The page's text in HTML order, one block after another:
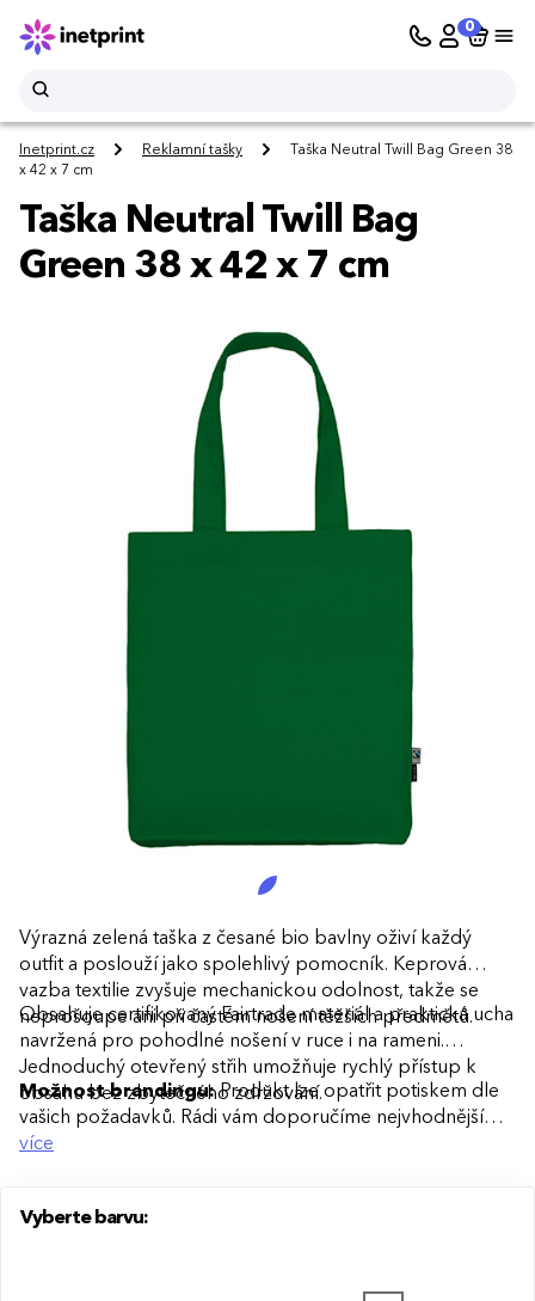
0
Inetprint.cz Reklamní tašky
Taška Neutral Twill Bag Green 38
x 42 x 7 cm
Taška Neutral Twill Bag
Green 38 x 42 x 7 cm
Výrazná zelená taška z česané bio bavlny oživí každý
outfit a poslouží jako spolehlivý pomocník. Keprová
vazba textilie zvyšuje mechanickou odolnost, takže se
neprošoupe ani při častém nošení těžších předmětů.
Obsahuje certifikovaný Fairtrade materiál a praktická ucha
navržená pro pohodlné nošení v ruce i na rameni.
Jednoduchý otevřený střih umožňuje rychlý přístup k
obsahu bez zbytečného zdržování.
Možnost brandingu:Produkt lze opatřit potiskem dle
vašich požadavků. Rádi vám doporučíme nejvhodnější
technologii potisku s ohledem na design i váš rozpočet.
více
Vyberte barvu: